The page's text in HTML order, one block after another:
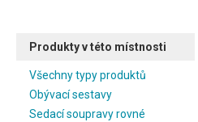
Produkty v této místnosti
Všechny typy produktů
Obývací sestavy
Sedací soupravy rovné